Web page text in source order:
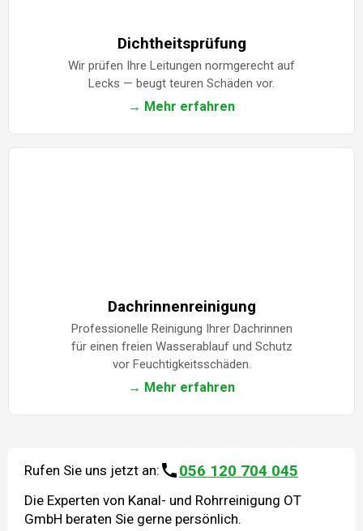
Dichtheitsprüfung
Wir prüfen Ihre Leitungen normgerecht auf
Lecks — beugt teuren Schäden vor.
→ Mehr erfahren
Dachrinnenreinigung
Professionelle Reinigung Ihrer Dachrinnen
für einen freien Wasserablauf und Schutz
vor Feuchtigkeitsschäden.
→ Mehr erfahren
Rufen Sie uns jetzt an: 056 120 704 045
Die Experten von Kanal- und Rohrreinigung OT
GmbH beraten Sie gerne persönlich.